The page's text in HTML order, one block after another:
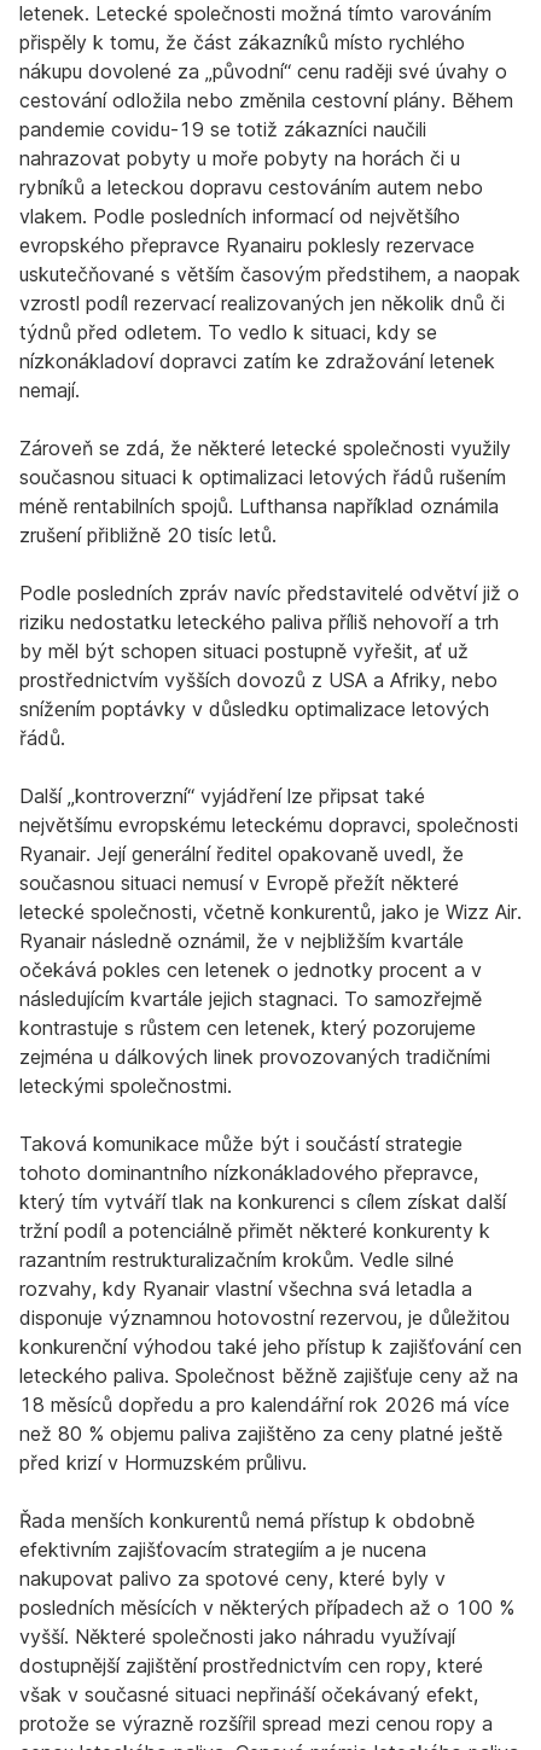
letenek. Letecké společnosti možná tímto varováním
přispěly k tomu, že část zákazníků místo rychlého
nákupu dovolené za „původní“ cenu raději své úvahy o
cestování odložila nebo změnila cestovní plány. Během
pandemie covidu-19 se totiž zákazníci naučili
nahrazovat pobyty u moře pobyty na horách či u
rybníků a leteckou dopravu cestováním autem nebo
vlakem. Podle posledních informací od největšího
evropského přepravce Ryanairu poklesly rezervace
uskutečňované s větším časovým předstihem, a naopak
vzrostl podíl rezervací realizovaných jen několik dnů či
týdnů před odletem. To vedlo k situaci, kdy se
nízkonákladoví dopravci zatím ke zdražování letenek
nemají.
Zároveň se zdá, že některé letecké společnosti využily
současnou situaci k optimalizaci letových řádů rušením
méně rentabilních spojů. Lufthansa například oznámila
zrušení přibližně 20 tisíc letů.
Podle posledních zpráv navíc představitelé odvětví již o
riziku nedostatku leteckého paliva příliš nehovoří a trh
by měl být schopen situaci postupně vyřešit, ať už
prostřednictvím vyšších dovozů z USA a Afriky, nebo
snížením poptávky v důsledku optimalizace letových
řádů.
Další „kontroverzní“ vyjádření lze připsat také
největšímu evropskému leteckému dopravci, společnosti
Ryanair. Její generální ředitel opakovaně uvedl, že
současnou situaci nemusí v Evropě přežít některé
letecké společnosti, včetně konkurentů, jako je Wizz Air.
Ryanair následně oznámil, že v nejbližším kvartále
očekává pokles cen letenek o jednotky procent a v
následujícím kvartále jejich stagnaci. To samozřejmě
kontrastuje s růstem cen letenek, který pozorujeme
zejména u dálkových linek provozovaných tradičními
leteckými společnostmi.
Taková komunikace může být i součástí strategie
tohoto dominantního nízkonákladového přepravce,
který tím vytváří tlak na konkurenci s cílem získat další
tržní podíl a potenciálně přimět některé konkurenty k
razantním restrukturalizačním krokům. Vedle silné
rozvahy, kdy Ryanair vlastní všechna svá letadla a
disponuje významnou hotovostní rezervou, je důležitou
konkurenční výhodou také jeho přístup k zajišťování cen
leteckého paliva. Společnost běžně zajišťuje ceny až na
18 měsíců dopředu a pro kalendářní rok 2026 má více
než 80 % objemu paliva zajištěno za ceny platné ještě
před krizí v Hormuzském průlivu.
Řada menších konkurentů nemá přístup k obdobně
efektivním zajišťovacím strategiím a je nucena
nakupovat palivo za spotové ceny, které byly v
posledních měsících v některých případech až o 100 %
vyšší. Některé společnosti jako náhradu využívají
dostupnější zajištění prostřednictvím cen ropy, které
však v současné situaci nepřináší očekávaný efekt,
protože se výrazně rozšířil spread mezi cenou ropy a